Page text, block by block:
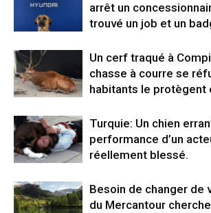
arrêt un
trouvé un job et un
Un cerf traqué à
chasse à courre se
habitants le protègent
Turquie: Un chien
performance d’un
réellement blessé.
Besoin de changer de
du Mercantour